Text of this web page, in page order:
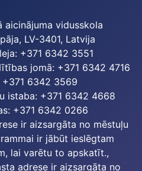
aicinājuma vidusskola
LV-3401, Latvija
+371 6342 3551
jomā: +371 6342 4716
6342 3569
istaba: +371 6342 4668
+371 6342 0266
ir aizsargāta no mēstuļu
ir jābūt ieslēgtam
lai varētu to apskatīt.,
adrese ir aizsargāta no